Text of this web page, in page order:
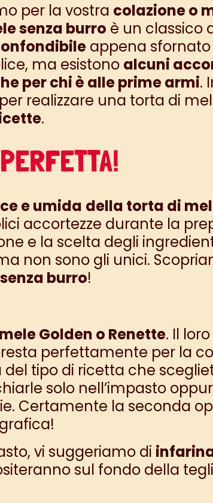
per la vostra colazione o
senza burro è un classico
appena sfornato
ma esistono alcuni
per chi è alle prime armi.
per realizzare una torta di
.
e umida della torta di
accortezze durante la
e la scelta degli
non sono gli unici.
burro!
mele Golden o Renette. Il
perfettamente per la
tipo di ricetta che
solo nell’impasto
Certamente la seconda
vi suggeriamo di
sul fondo della